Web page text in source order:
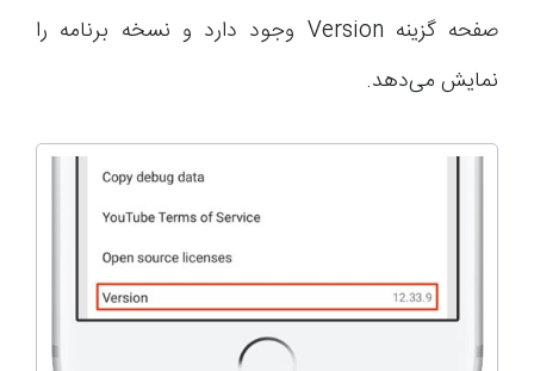
صفحه گزینه Version وجود دارد و نسخه برنامه را
نمایش می‌دهد.